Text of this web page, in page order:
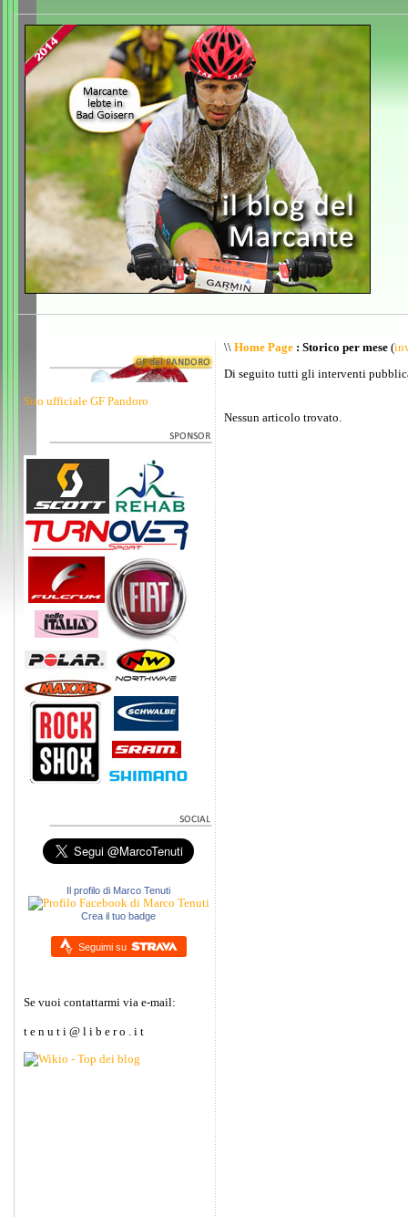
Sito ufficiale GF Pandoro
Il profilo di Marco Tenuti
Crea il tuo badge
Seguimi su
Se vuoi contattarmi via e-mail:
t e n u t i @ l i b e r o . i t
\\ Home Page : Storico per mese (
Di seguito tutti gli interventi
Nessun articolo trovato.